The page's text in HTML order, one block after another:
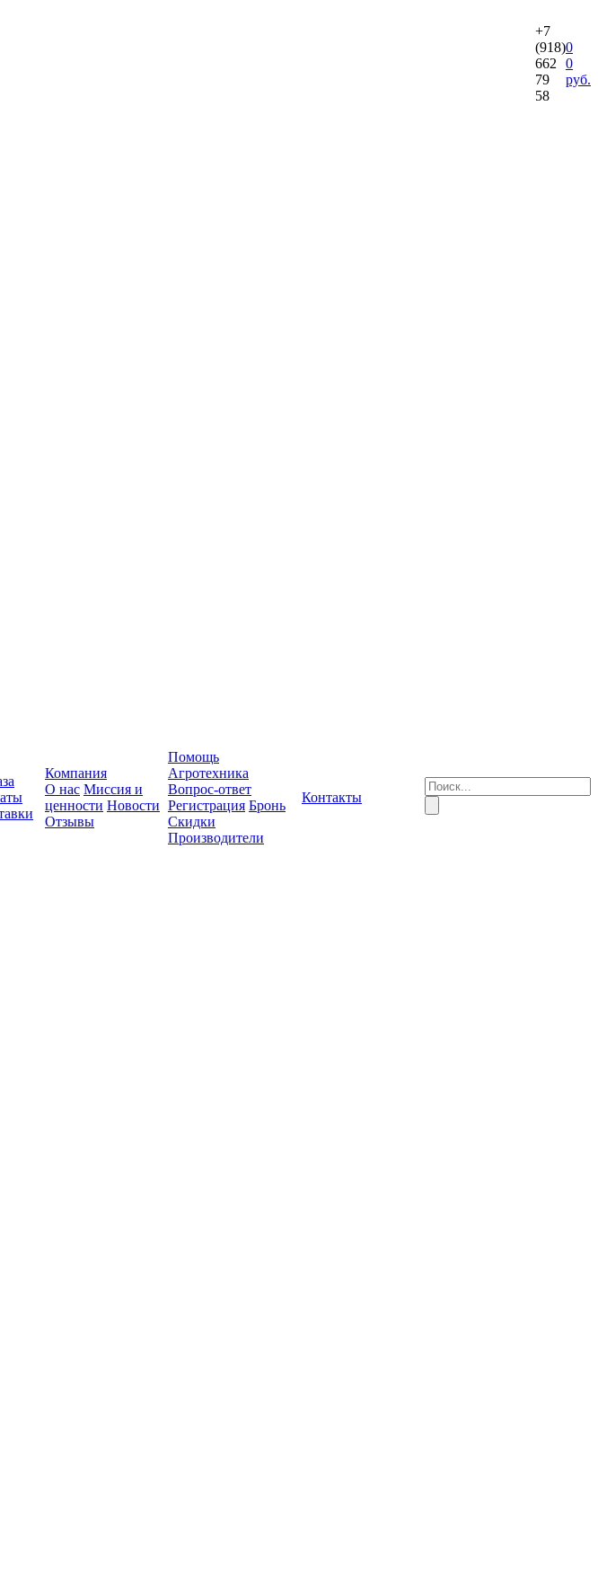
+7
(918)
662
79
58
0
0
руб.
Компания
О нас Миссия и
ценности Новости
Отзывы
Помощь
Агротехника
Вопрос-ответ
Регистрация Бронь
Скидки
Производители
Контакты